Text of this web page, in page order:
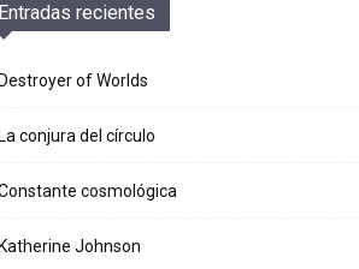
recientes
of Worlds
conjura del círculo
cosmológica
Johnson